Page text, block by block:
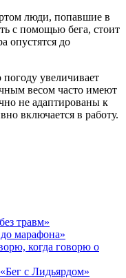
люди, попавшие в
с помощью бега, стоит
опустятся до
увеличивает
весом часто имеют
не адаптированы к
включается в работу.
травм»
марафона»
когда говорю о
с Лидьярдом»